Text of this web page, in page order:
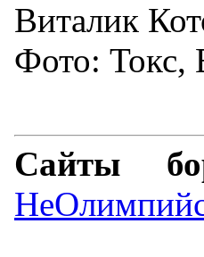
Виталик
Фото: Токс,
Сайты